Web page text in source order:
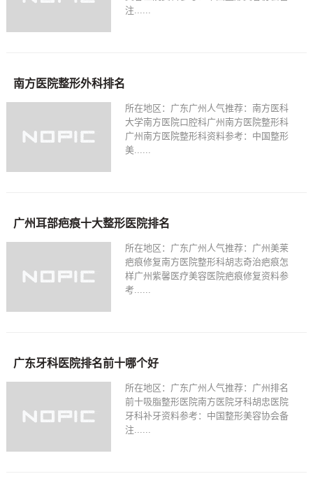
注......
南方医院整形外科排名
所在地区：广东广州人气推荐：南方医科
大学南方医院口腔科广州南方医院整形科
广州南方医院整形科资料参考：中国整形
美......
广州耳部疤痕十大整形医院排名
所在地区：广东广州人气推荐：广州美莱
疤痕修复南方医院整形科胡志奇治疤痕怎
样广州紫馨医疗美容医院疤痕修复资料参
考......
广东牙科医院排名前十哪个好
所在地区：广东广州人气推荐：广州排名
前十吸脂整形医院南方医院牙科胡忠医院
牙科补牙资料参考：中国整形美容协会备
注......